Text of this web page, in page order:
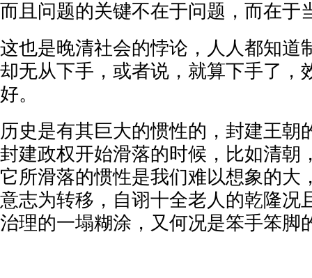
而且问题的关键不在于问题，而在于
这也是晚清社会的悖论，人人都知道
却无从下手，或者说，就算下手了，
好。
历史是有其巨大的惯性的，封建王朝
封建政权开始滑落的时候，比如清朝
它所滑落的惯性是我们难以想象的大
意志为转移，自诩十全老人的乾隆况
治理的一塌糊涂，又何况是笨手笨脚